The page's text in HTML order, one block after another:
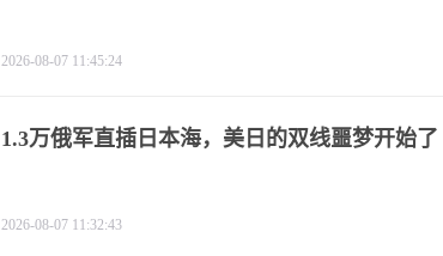
2026-08-07 11:45:24
1.3万俄军直插日本海，美日的双线噩梦开始了
2026-08-07 11:32:43